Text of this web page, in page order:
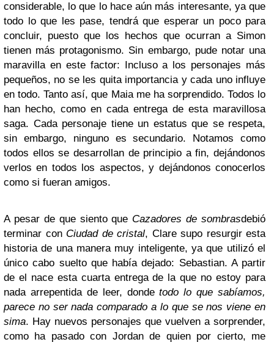
considerable, lo que lo hace aún más interesante, ya que
todo lo que les pase, tendrá que esperar un poco para
concluir, puesto que los hechos que ocurran a Simon
tienen más protagonismo. Sin embargo, pude notar una
maravilla en este factor: Incluso a los personajes más
pequeños, no se les quita importancia y cada uno influye
en todo. Tanto así, que Maia me ha sorprendido. Todos lo
han hecho, como en cada entrega de esta maravillosa
saga. Cada personaje tiene un estatus que se respeta,
sin embargo, ninguno es secundario. Notamos como
todos ellos se desarrollan de principio a fin, dejándonos
verlos en todos los aspectos, y dejándonos conocerlos
como si fueran amigos.
A pesar de que siento que Cazadores de sombrasdebió
terminar con Ciudad de cristal, Clare supo resurgir esta
historia de una manera muy inteligente, ya que utilizó el
único cabo suelto que había dejado: Sebastian. A partir
de el nace esta cuarta entrega de la que no estoy para
nada arrepentida de leer, dondetodo lo que sabíamos,
parece no ser nada comparado a lo que se nos viene en
sima. Hay nuevos personajes que vuelven a sorprender,
como ha pasado con Jordan de quien por cierto, me